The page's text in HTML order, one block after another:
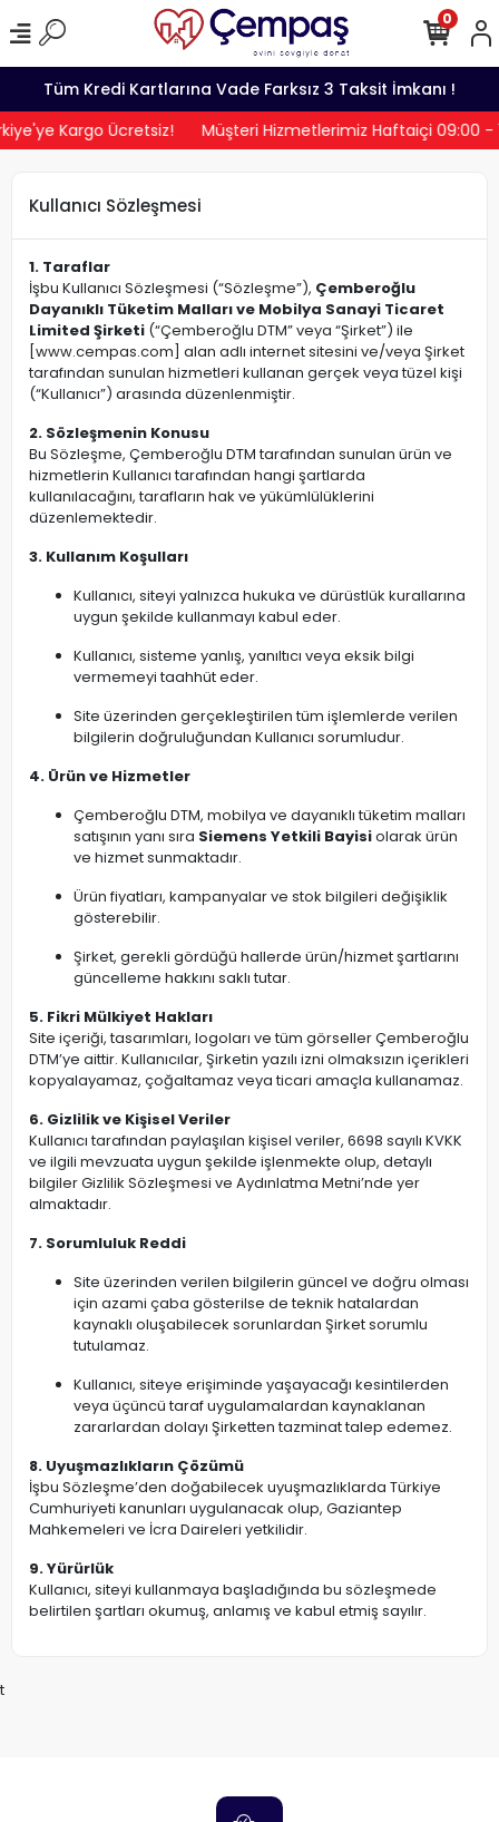
Tüm Kredi Kartlarına Vade Farksız 3 Taksit İmkanı !
Kargo Ücretsiz!
Müşteri Hizmetlerimiz Haftaiçi 09:00 -
0
Kullanıcı Sözleşmesi
1. Taraflar
İşbu Kullanıcı Sözleşmesi (“Sözleşme”), Çemberoğlu
Dayanıklı Tüketim Malları ve Mobilya Sanayi Ticaret
Limited Şirketi (“Çemberoğlu DTM” veya “Şirket”) ile
[www.cempas.com] alan adlı internet sitesini ve/veya Şirket
tarafından sunulan hizmetleri kullanan gerçek veya tüzel kişi
(“Kullanıcı”) arasında düzenlenmiştir.
2. Sözleşmenin Konusu
Bu Sözleşme, Çemberoğlu DTM tarafından sunulan ürün ve
hizmetlerin Kullanıcı tarafından hangi şartlarda
kullanılacağını, tarafların hak ve yükümlülüklerini
düzenlemektedir.
3. Kullanım Koşulları
Kullanıcı, siteyi yalnızca hukuka ve dürüstlük kurallarına
uygun şekilde kullanmayı kabul eder.
Kullanıcı, sisteme yanlış, yanıltıcı veya eksik bilgi
vermemeyi taahhüt eder.
Site üzerinden gerçekleştirilen tüm işlemlerde verilen
bilgilerin doğruluğundan Kullanıcı sorumludur.
4. Ürün ve Hizmetler
Çemberoğlu DTM, mobilya ve dayanıklı tüketim malları
satışının yanı sıra Siemens Yetkili Bayisiolarak ürün
ve hizmet sunmaktadır.
Ürün fiyatları, kampanyalar ve stok bilgileri değişiklik
gösterebilir.
Şirket, gerekli gördüğü hallerde ürün/hizmet şartlarını
güncelleme hakkını saklı tutar.
5. Fikri Mülkiyet Hakları
Site içeriği, tasarımları, logoları ve tüm görseller Çemberoğlu
DTM’ye aittir. Kullanıcılar, Şirketin yazılı izni olmaksızın içerikleri
kopyalayamaz, çoğaltamaz veya ticari amaçla kullanamaz.
6. Gizlilik ve Kişisel Veriler
Kullanıcı tarafından paylaşılan kişisel veriler, 6698 sayılı KVKK
ve ilgili mevzuata uygun şekilde işlenmekte olup, detaylı
bilgiler Gizlilik Sözleşmesi ve Aydınlatma Metni’nde yer
almaktadır.
7. Sorumluluk Reddi
Site üzerinden verilen bilgilerin güncel ve doğru olması
için azami çaba gösterilse de teknik hatalardan
kaynaklı oluşabilecek sorunlardan Şirket sorumlu
tutulamaz.
Kullanıcı, siteye erişiminde yaşayacağı kesintilerden
veya üçüncü taraf uygulamalardan kaynaklanan
zararlardan dolayı Şirketten tazminat talep edemez.
8. Uyuşmazlıkların Çözümü
İşbu Sözleşme’den doğabilecek uyuşmazlıklarda Türkiye
Cumhuriyeti kanunları uygulanacak olup, Gaziantep
Mahkemeleri ve İcra Daireleri yetkilidir.
9. Yürürlük
Kullanıcı, siteyi kullanmaya başladığında bu sözleşmede
belirtilen şartları okumuş, anlamış ve kabul etmiş sayılır.
t